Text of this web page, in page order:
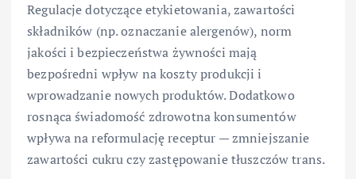
Regulacje dotyczące etykietowania, zawartości
składników (np. oznaczanie alergenów), norm
jakości i bezpieczeństwa żywności mają
bezpośredni wpływ na koszty produkcji i
wprowadzanie nowych produktów. Dodatkowo
rosnąca świadomość zdrowotna konsumentów
wpływa na reformulację receptur — zmniejszanie
zawartości cukru czy zastępowanie tłuszczów trans.